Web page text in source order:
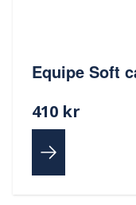
Equipe Soft
410 kr